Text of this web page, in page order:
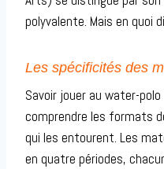
polyvalente. Mais en quoi
Les spécificités des
Savoir jouer au water-
comprendre les formats
qui les entourent. Les
en quatre périodes,